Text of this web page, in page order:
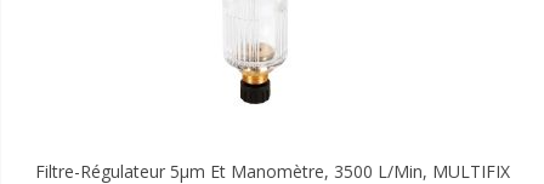
Filtre-Régulateur 5µm Et Manomètre, 3500 L/min, MULTIFIX